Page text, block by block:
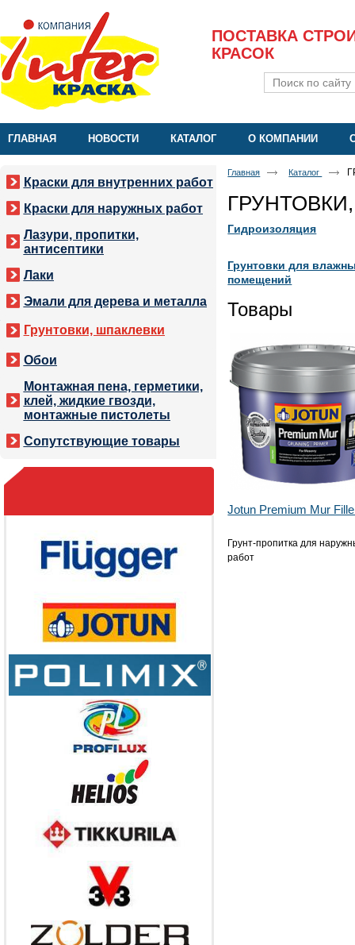
ПОСТАВКА
КРАСОК
ГЛАВНАЯ НОВОСТИ КАТАЛОГ О КОМПАНИИ
Краски для внутренних работ
Краски для наружных работ
Лазури, пропитки,
антисептики
Лаки
Эмали для дерева и металла
Грунтовки, шпаклевки
Обои
Монтажная пена, герметики,
клей, жидкие гвозди,
монтажные пистолеты
Сопутствующие товары
Главная Каталог
Гидроизоляция
Грунтовки для
помещений
Товары
Jotun Premium Mur
Грунт-пропитка для
работ